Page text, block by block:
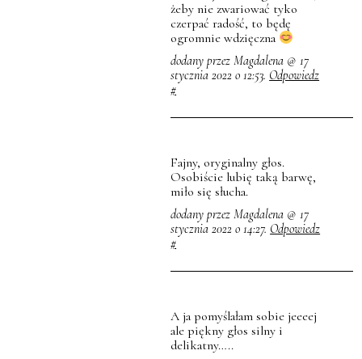
żeby nie zwariować tyko
czerpać radość, to będę
ogromnie wdzięczna
dodany przez Magdalena @ 17
stycznia 2022 o 12:53. Odpowiedz
#
Fajny, oryginalny głos.
Osobiście lubię taką barwę,
miło się słucha.
dodany przez Magdalena @ 17
stycznia 2022 o 14:27. Odpowiedz
#
A ja pomyślałam sobie jeeeej
ale piękny głos silny i
delikatny…..